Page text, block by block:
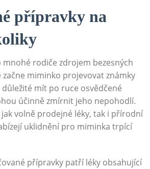
přípravky na
mnohé rodiče zdrojem bezesných
začne miminko projevovat známky
mít po ruce osvědčené
účinně zmírnit jeho nepohodlí.
volně prodejné léky, tak i přírodní
uklidnění pro miminka trpící
přípravky patří léky obsahující